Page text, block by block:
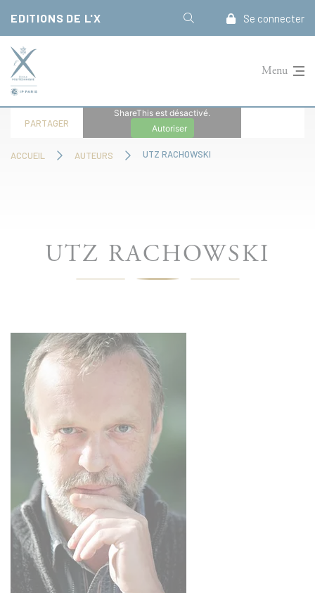
EDITIONS DE L'X Se connecter
Menu
ACCUEIL AUTEURS UTZ RACHOWSKI
PARTAGER
ShareThis est désactivé.
Autoriser
UTZ RACHOWSKI